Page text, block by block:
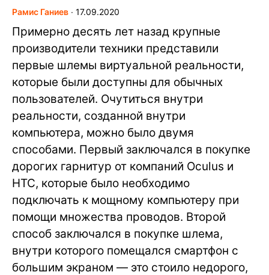
Рамис Ганиев ∙ 17.09.2020
Примерно десять лет назад крупные
производители техники представили
первые шлемы виртуальной реальности,
которые были доступны для обычных
пользователей. Очутиться внутри
реальности, созданной внутри
компьютера, можно было двумя
способами. Первый заключался в покупке
дорогих гарнитур от компаний Oculus и
HTC, которые было необходимо
подключать к мощному компьютеру при
помощи множества проводов. Второй
способ заключался в покупке шлема,
внутри которого помещался смартфон с
большим экраном — это стоило недорого,